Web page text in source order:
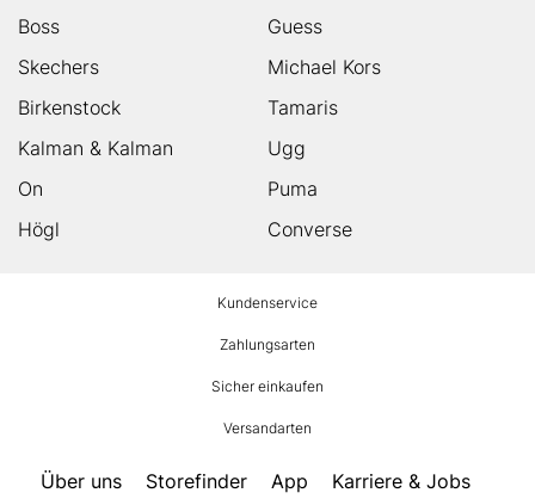
Boss
Guess
Skechers
Michael Kors
Birkenstock
Tamaris
Kalman & Kalman
Ugg
On
Puma
Högl
Converse
Kundenservice
Zahlungsarten
Sicher einkaufen
Versandarten
Über uns Storefinder App Karriere & Jobs